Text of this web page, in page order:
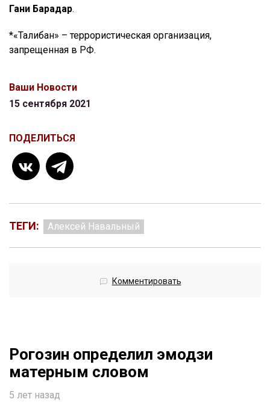
Гани Барадар.
*«Талибан» – террористическая организация,
запрещенная в РФ.
Ваши Новости
15 сентября 2021
ПОДЕЛИТЬСЯ
ТЕГИ: Алексей Навальный
Комментировать
Рогозин определил эмодзи
матерным словом
5 лет назад